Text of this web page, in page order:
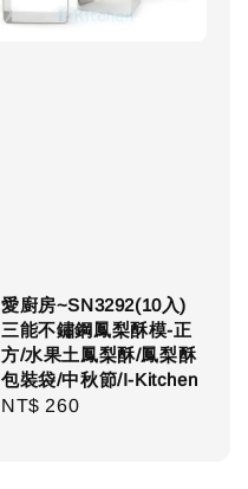
愛廚房~SN3292(10入)
三能不鏽鋼鳳梨酥模-正
方/水果土鳳梨酥/鳳梨酥
包裝袋/中秋節/I-Kitchen
Regular
NT$ 260